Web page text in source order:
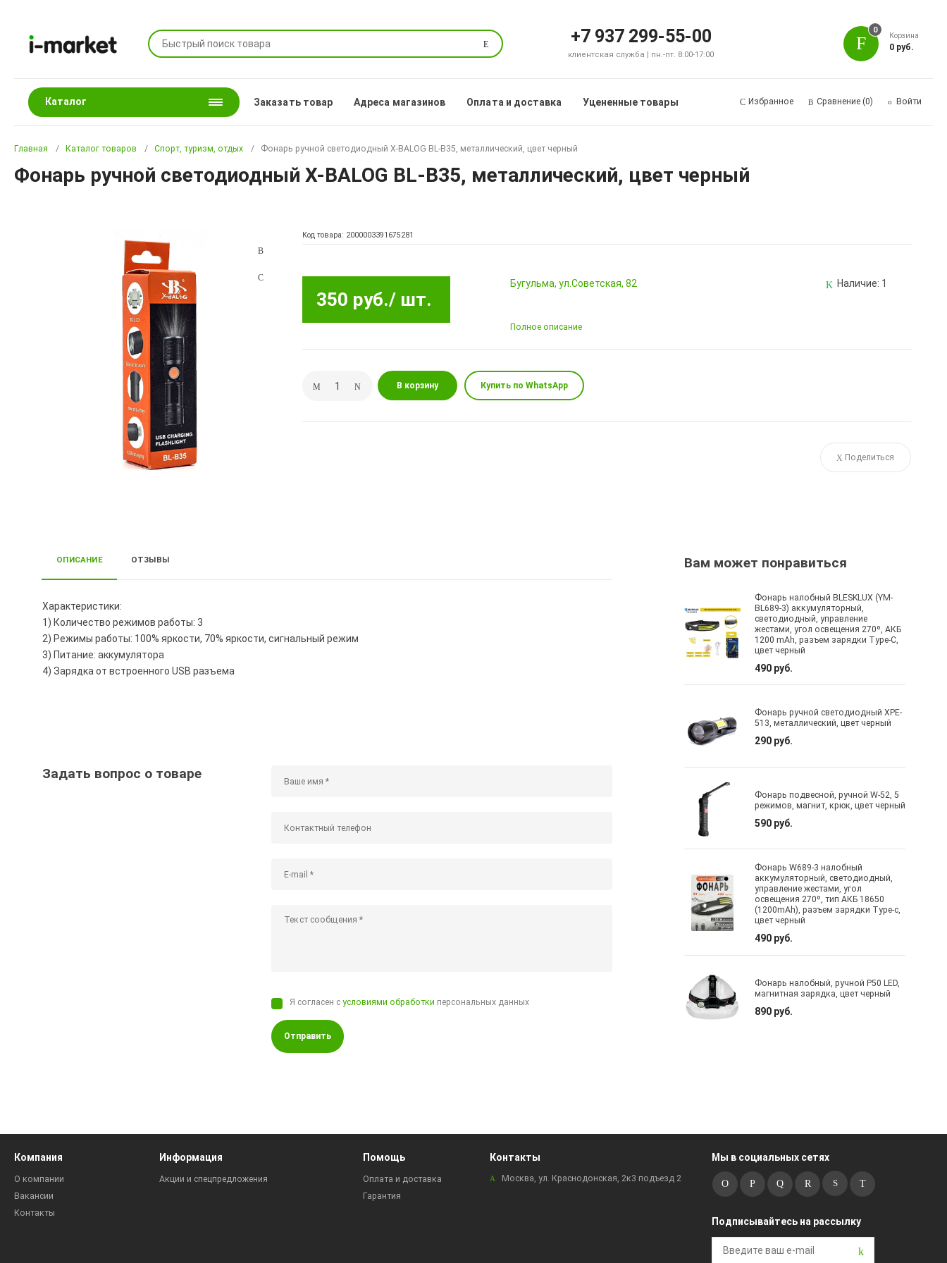
Поиск +7 937 299-55-00
клиентская служба | пн.-пт. 8:00-17:00
0
Корзина
0 руб.
Каталог Заказать товар Адреса магазинов Оплата и доставка Уцененные товары Избранное Сравнение (0) Войти
Главная Каталог товаров Спорт, туризм, отдых Фонарь ручной светодиодный X-BALOG BL-B35, металлический, цвет черный
Фонарь ручной светодиодный X-BALOG BL-B35, металлический, цвет черный
Код товара: 2000003391675281
350 руб./ шт.
Бугульма, ул.Советская, 82 Наличие: 1
Полное описание
В корзину Купить по WhatsApp
Поделиться
ОПИСАНИЕ ОТЗЫВЫ
Характеристики:
1) Количество режимов работы: 3
2) Режимы работы: 100% яркости, 70% яркости, сигнальный режим
3) Питание: аккумулятора
4) Зарядка от встроенного USB разъема
Задать вопрос о товаре
Я согласен сусловиями обработки персональных данных
Отправить
Вам может понравиться
Фонарь налобный BLESKLUX (YM-
BL689-3) аккумуляторный,
светодиодный, управление
жестами, угол освещения 270º, АКБ
1200 mAh, разъем зарядки Type-C,
цвет черный
490 руб.
Фонарь ручной светодиодный XPE-
513, металлический, цвет черный
290 руб.
Фонарь подвесной, ручной W-52, 5
режимов, магнит, крюк, цвет черный
590 руб.
Фонарь W689-3 налобный
аккумуляторный, светодиодный,
управление жестами, угол
освещения 270º, тип АКБ 18650
(1200mAh), разъем зарядки Type-c,
цвет черный
490 руб.
Фонарь налобный, ручной P50 LED,
магнитная зарядка, цвет черный
890 руб.
Компания
О компании
Вакансии
Контакты
Информация
Акции и спецпредложения
Помощь
Оплата и доставка
Гарантия
Контакты
Москва, ул. Краснодонская, 2к3 подъезд 2
Мы в социальных сетях
Подписывайтесь на рассылку